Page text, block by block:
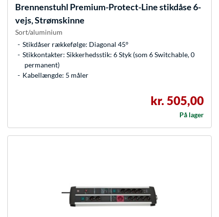
Brennenstuhl Premium-Protect-Line stikdåse 6-
vejs, Strømskinne
Sort/aluminium
Stikdåser rækkefølge: Diagonal 45°
Stikkontakter: Sikkerhedsstik: 6 Styk (som 6 Switchable, 0
permanent)
Kabellængde: 5 måler
kr. 505,00
På lager